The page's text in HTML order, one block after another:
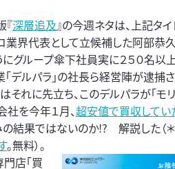
深層追及』の今週ネタは、上記タイ
業界代表として立候補した阿部恭
にグループ傘下社員実に２５０名以
デルパラ」の社長ら経営陣が逮捕
れに先立ち、このデルパラが「モ
を今年１月、超安値で買収して
の結果ではないのか!? 解説した（
。無料）。
店「買